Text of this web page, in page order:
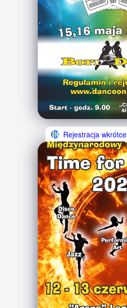
Rejestracja wkrótce